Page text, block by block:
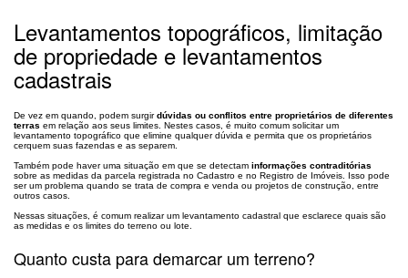
Levantamentos topográficos, limitação
de propriedade e levantamentos
cadastrais
De vez em quando, podem surgirdúvidas ou conflitos entre proprietários de diferentes
terras em relação aos seus limites. Nestes casos, é muito comum solicitar um
levantamento topográfico que elimine qualquer dúvida e permita que os proprietários
cerquem suas fazendas e as separem.
Também pode haver uma situação em que se detectam informações contraditórias
sobre as medidas da parcela registrada no Cadastro e no Registro de Imóveis. Isso pode
ser um problema quando se trata de compra e venda ou projetos de construção, entre
outros casos.
Nessas situações, é comum realizar um levantamento cadastral que esclarece quais são
as medidas e os limites do terreno ou lote.
Quanto custa para demarcar um terreno?